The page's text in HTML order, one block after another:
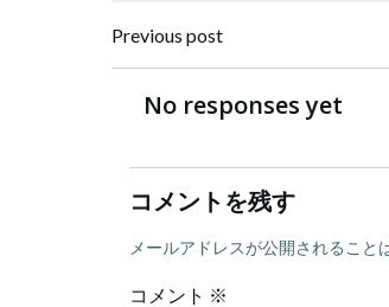
Post
navigation
Previous post
No responses yet
コメントを残す
メールアドレスが公開されること
コメント ※